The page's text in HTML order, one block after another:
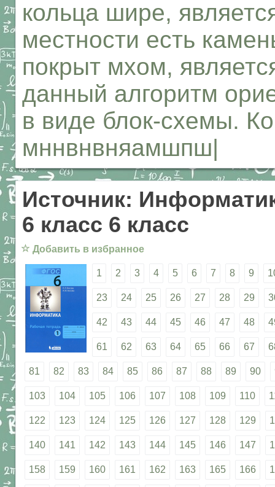
кольца шире,
местности есть
покрыт мхом,
данный алгоритм
в виде блок-схемы.
мннвнвняамшпш|
Источник:
6 класс 6 класс
☆ Добавить в избранное
1 2 3 4 5 6 7 8 9
23 24 25 26 27 28 29
42 43 44 45 46 47 48
61 62 63 64 65 66 67
81 82 83 84 85 86 87 88 89 90
103 104 105 106 107 108 109 110
122 123 124 125 126 127 128 129
140 141 142 143 144 145 146 147
158 159 160 161 162 163 165 166